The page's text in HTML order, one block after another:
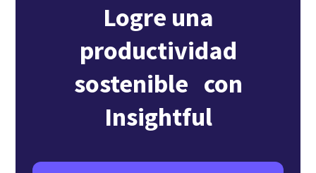
Logre una
productividad
sostenible con
Insightful